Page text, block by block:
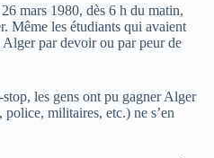
mars 1980, dès 6 h du matin,
Même les étudiants qui avaient
par devoir ou par peur de
les gens ont pu gagner Alger
police, militaires, etc.) ne s’en